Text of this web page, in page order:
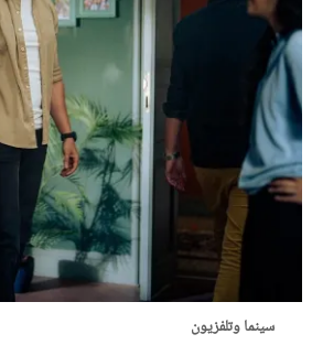
سينما وتلفزيون